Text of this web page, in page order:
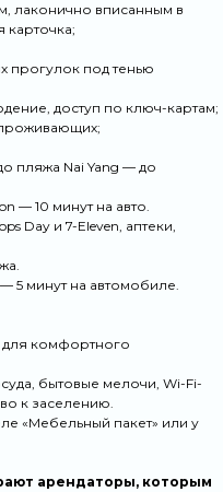
лаконично вписанным в
карточка;
прогулок под тенью
доступ по ключ-картам;
пляжа Nai Yang — до
— 10 минут на авто.
Day и 7-Eleven, аптеки,
5 минут на автомобиле.
для комфортного
бытовые мелочи, Wi-Fi-
к заселению.
«Мебельный пакет» или у
арендаторы, которым